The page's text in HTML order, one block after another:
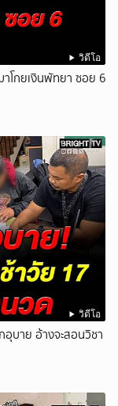
วิดีโอ
าโกยเงินพัทยา ซอย 6
วิดีโอ
บาย อ้างจะสอนวิชา